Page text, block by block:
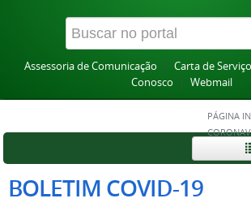
Assessoria de Comunicação Carta de
Conosco
Webmail
PÁGINA
BOLETIM COVID-19